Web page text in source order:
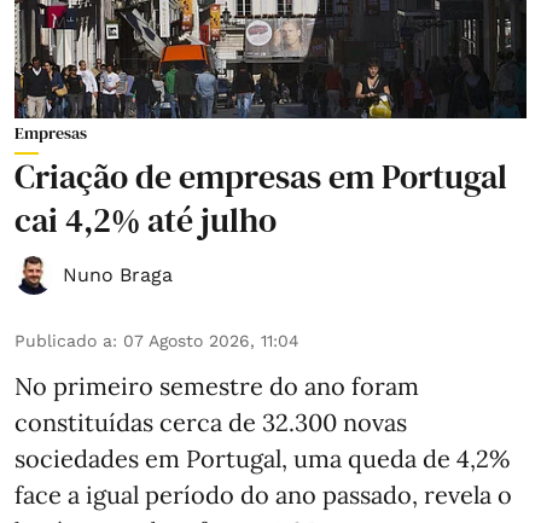
Empresas
Criação de empresas em Portugal
cai 4,2% até julho
Nuno Braga
Publicado a: 07 Agosto 2026, 11:04
No primeiro semestre do ano foram
constituídas cerca de 32.300 novas
sociedades em Portugal, uma queda de 4,2%
face a igual período do ano passado, revela o